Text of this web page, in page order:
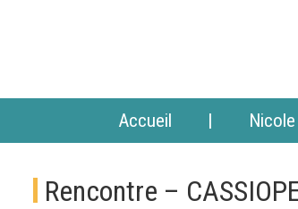
Accueil
Rencontre –